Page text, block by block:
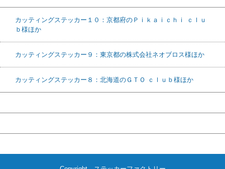
カッティングステッカー１０：京都府のＰｉｋａｉｃｈｉ ｃｌｕ
ｂ様ほか
カッティングステッカー９：東京都の株式会社ネオブロス様ほか
カッティングステッカー８：北海道のＧＴＯ ｃｌｕｂ様ほか